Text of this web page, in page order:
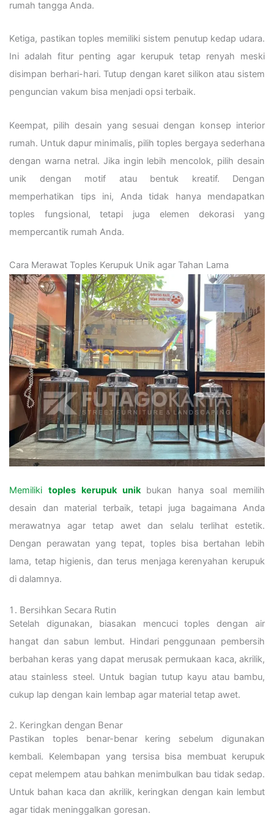
rumah tangga Anda.
Ketiga, pastikan toples memiliki sistem penutup kedap udara.
Ini adalah fitur penting agar kerupuk tetap renyah meski
disimpan berhari-hari. Tutup dengan karet silikon atau sistem
penguncian vakum bisa menjadi opsi terbaik.
Keempat, pilih desain yang sesuai dengan konsep interior
rumah. Untuk dapur minimalis, pilih toples bergaya sederhana
dengan warna netral. Jika ingin lebih mencolok, pilih desain
unik dengan motif atau bentuk kreatif. Dengan
memperhatikan tips ini, Anda tidak hanya mendapatkan
toples fungsional, tetapi juga elemen dekorasi yang
mempercantik rumah Anda.
Cara Merawat Toples Kerupuk Unik agar Tahan Lama
Memiliki toples kerupuk unikbukan hanya soal memilih
desain dan material terbaik, tetapi juga bagaimana Anda
merawatnya agar tetap awet dan selalu terlihat estetik.
Dengan perawatan yang tepat, toples bisa bertahan lebih
lama, tetap higienis, dan terus menjaga kerenyahan kerupuk
di dalamnya.
1. Bersihkan Secara Rutin
Setelah digunakan, biasakan mencuci toples dengan air
hangat dan sabun lembut. Hindari penggunaan pembersih
berbahan keras yang dapat merusak permukaan kaca, akrilik,
atau stainless steel. Untuk bagian tutup kayu atau bambu,
cukup lap dengan kain lembap agar material tetap awet.
2. Keringkan dengan Benar
Pastikan toples benar-benar kering sebelum digunakan
kembali. Kelembapan yang tersisa bisa membuat kerupuk
cepat melempem atau bahkan menimbulkan bau tidak sedap.
Untuk bahan kaca dan akrilik, keringkan dengan kain lembut
agar tidak meninggalkan goresan.